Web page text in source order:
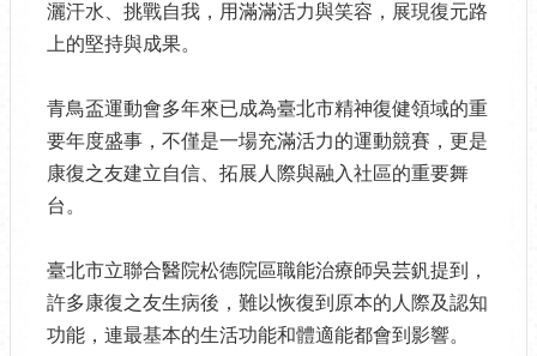
灑汗水、挑戰自我，用滿滿活力與笑容，展現復元路
上的堅持與成果。
青鳥盃運動會多年來已成為臺北市精神復健領域的重
要年度盛事，不僅是一場充滿活力的運動競賽，更是
康復之友建立自信、拓展人際與融入社區的重要舞
台。
臺北市立聯合醫院松德院區職能治療師吳芸釩提到，
許多康復之友生病後，難以恢復到原本的人際及認知
功能，連最基本的生活功能和體適能都會到影響。